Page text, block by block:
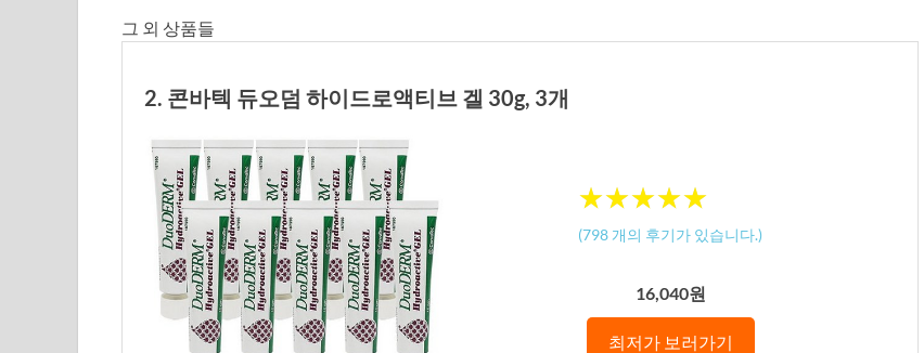
그 외 상품들
2. 콘바텍 듀오덤 하이드로액티브 겔 30g, 3개
★★★★★
★★★★★
(798 개의 후기가 있습니다.)
16,040원
최저가 보러가기